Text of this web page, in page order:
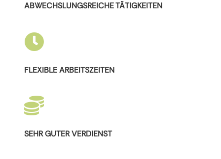
ABWECHSLUNGSREICHE TÄTIGKEITEN

FLEXIBLE ARBEITSZEITEN

SEHR GUTER VERDIENST